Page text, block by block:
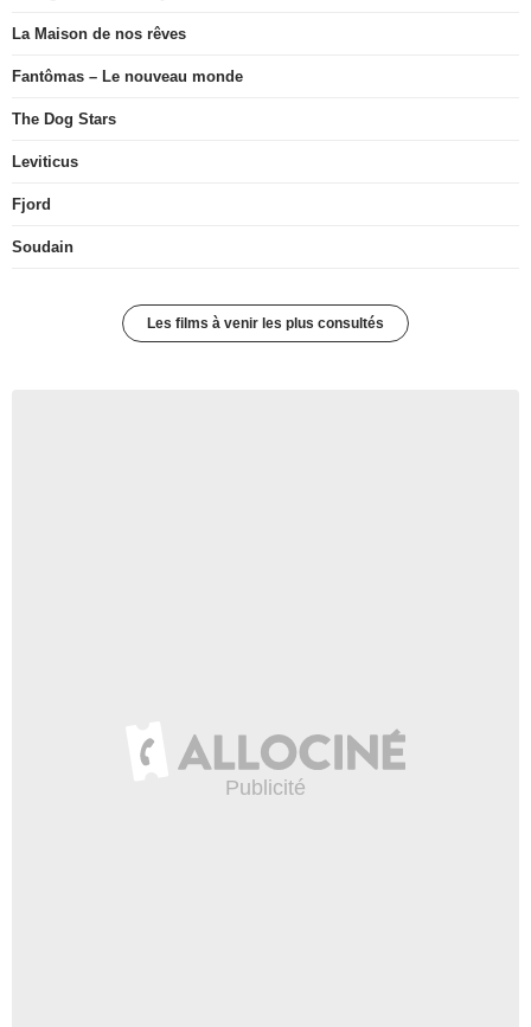
La Maison de nos rêves
Fantômas – Le nouveau monde
The Dog Stars
Leviticus
Fjord
Soudain
Les films à venir les plus consultés